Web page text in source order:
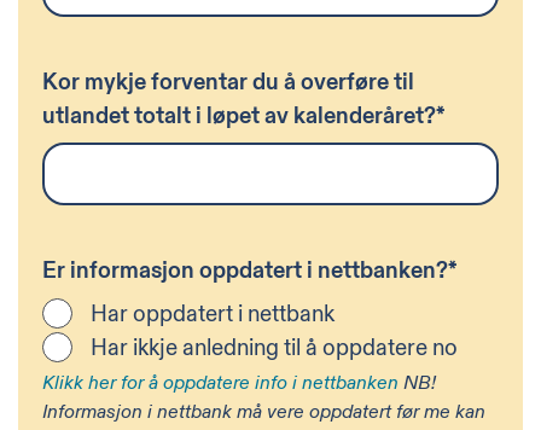
Kor mykje forventar du å overføre til
utlandet totalt i løpet av kalenderåret?*
Er informasjon oppdatert i nettbanken?*
Har oppdatert i nettbank
Har ikkje anledning til å oppdatere no
Klikk her for å oppdatere info i nettbanken NB!
Informasjon i nettbank må vere oppdatert før me kan